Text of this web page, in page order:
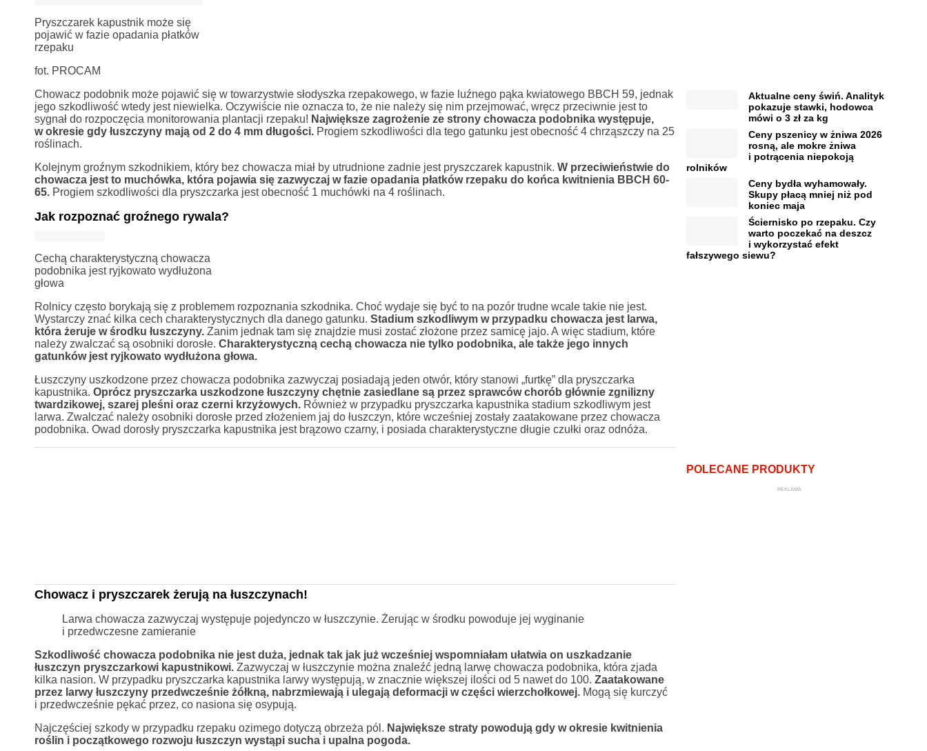
Pryszczarek kapustnik może się
pojawić w fazie opadania płatków
rzepaku
fot. PROCAM
Chowacz podobnik może pojawić się w towarzystwie słodyszka rzepakowego, w fazie luźnego pąka kwiatowego BBCH 59, jednak
jego szkodliwość wtedy jest niewielka. Oczywiście nie oznacza to, że nie należy się nim przejmować, wręcz przeciwnie jest to
sygnał do rozpoczęcia monitorowania plantacji rzepaku! Największe zagrożenie ze strony chowacza podobnika występuje,
w okresie gdy łuszczyny mają od 2 do 4 mm długości.Progiem szkodliwości dla tego gatunku jest obecność 4 chrząszczy na 25
roślinach.
Kolejnym groźnym szkodnikiem, który bez chowacza miał by utrudnione zadnie jest pryszczarek kapustnik. W przeciwieństwie do
chowacza jest to muchówka, która pojawia się zazwyczaj w fazie opadania płatków rzepaku do końca kwitnienia BBCH 60-
65.Progiem szkodliwości dla pryszczarka jest obecność 1 muchówki na 4 roślinach.
Jak rozpoznać groźnego rywala?
Cechą charakterystyczną chowacza
podobnika jest ryjkowato wydłużona
głowa
Rolnicy często borykają się z problemem rozpoznania szkodnika. Choć wydaje się być to na pozór trudne wcale takie nie jest.
Wystarczy znać kilka cech charakterystycznych dla danego gatunku. Stadium szkodliwym w przypadku chowacza jest larwa,
która żeruje w środku łuszczyny.Zanim jednak tam się znajdzie musi zostać złożone przez samicę jajo. A więc stadium, które
należy zwalczać są osobniki dorosłe. Charakterystyczną cechą chowacza nie tylko podobnika, ale także jego innych
gatunków jest ryjkowato wydłużona głowa.
Łuszczyny uszkodzone przez chowacza podobnika zazwyczaj posiadają jeden otwór, który stanowi „furtkę” dla pryszczarka
kapustnika. Oprócz pryszczarka uszkodzone łuszczyny chętnie zasiedlane są przez sprawców chorób głównie zgnilizny
twardzikowej, szarej pleśni oraz czerni krzyżowych.Również w przypadku pryszczarka kapustnika stadium szkodliwym jest
larwa. Zwalczać należy osobniki dorosłe przed złożeniem jaj do łuszczyn, które wcześniej zostały zaatakowane przez chowacza
podobnika. Owad dorosły pryszczarka kapustnika jest brązowo czarny, i posiada charakterystyczne długie czułki oraz odnóża.
Chowacz i pryszczarek żerują na łuszczynach!
Larwa chowacza zazwyczaj występuje pojedynczo w łuszczynie. Żerując w środku powoduje jej wyginanie
i przedwczesne zamieranie
Szkodliwość chowacza podobnika nie jest duża, jednak tak jak już wcześniej wspomniałam ułatwia on uszkadzanie
łuszczyn pryszczarkowi kapustnikowi.Zazwyczaj w łuszczynie można znaleźć jedną larwę chowacza podobnika, która zjada
kilka nasion. W przypadku pryszczarka kapustnika larwy występują, w znacznie większej ilości od 5 nawet do 100. Zaatakowane
przez larwy łuszczyny przedwcześnie żółkną, nabrzmiewają i ulegają deformacji w części wierzchołkowej.Mogą się kurczyć
i przedwcześnie pękać przez, co nasiona się osypują.
Najczęściej szkody w przypadku rzepaku ozimego dotyczą obrzeża pól. Największe straty powodują gdy w okresie kwitnienia
roślin i początkowego rozwoju łuszczyn wystąpi sucha i upalna pogoda.
Aktualne ceny świń. Analityk
pokazuje stawki, hodowca
mówi o 3 zł za kg
Ceny pszenicy w żniwa 2026
rosną, ale mokre żniwa
i potrącenia niepokoją
rolników
Ceny bydła wyhamowały.
Skupy płacą mniej niż pod
koniec maja
Ściernisko po rzepaku. Czy
warto poczekać na deszcz
i wykorzystać efekt
fałszywego siewu?
POLECANE PRODUKTY
REKLAMA